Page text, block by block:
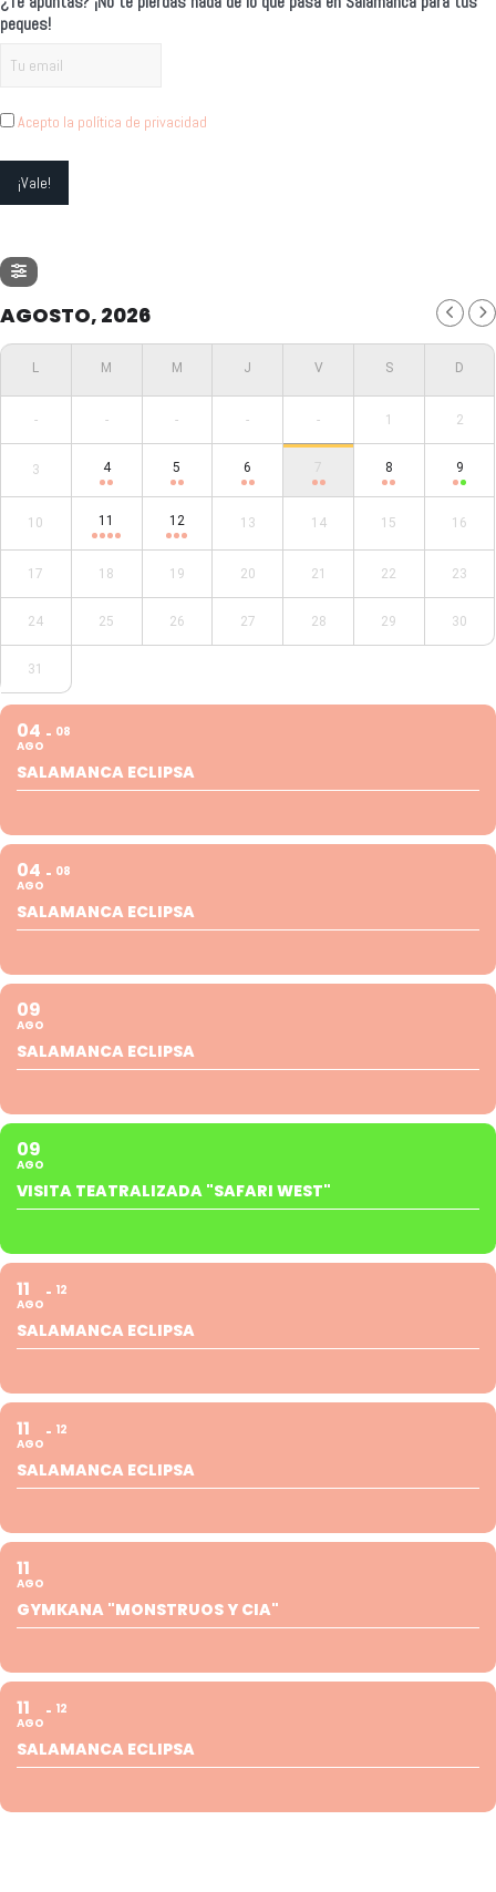
peques!
Acepto la política de privacidad
AGOSTO, 2026
- - - - - 1 2
3 4 5 6 7 8 9
10 11 12 13 14 15 16
17 18 19 20 21 22 23
24 25 26 27 28 29 30
31
04
AGO
08
SALAMANCA ECLIPSA
04
AGO
08
SALAMANCA ECLIPSA
09
AGO
SALAMANCA ECLIPSA
09
AGO
VISITA TEATRALIZADA "SAFARI WEST"
11
AGO
12
SALAMANCA ECLIPSA
11
AGO
12
SALAMANCA ECLIPSA
11
AGO
GYMKANA "MONSTRUOS Y CIA"
11
AGO
12
SALAMANCA ECLIPSA